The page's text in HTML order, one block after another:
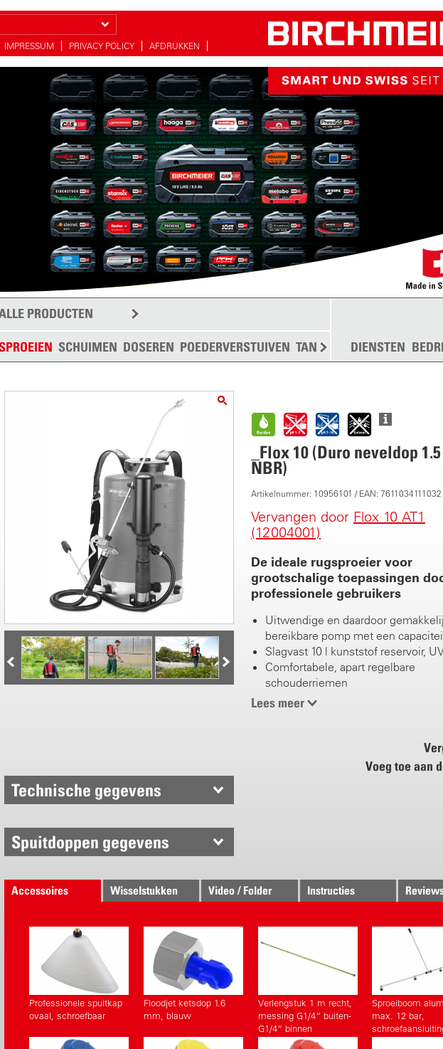
IMPRESSUM PRIVACY POLICY AFDRUKKEN
voor uw tuin meer
PRODUCTEN
SCHUIMEN DOSEREN POEDERVERSTUIVEN TANKEN STROOIEN MEER
DIENSTEN
_Flox 10 (Duro neveldop
NBR)
Artikelnummer: 10956101 / EAN: 7611034111032
Vervangen door Flox 10 AT1
(12004001)
De ideale rugsproeier voor
grootschalige toepassingen
professionele gebruikers
Uitwendige en daardoor
bereikbare pomp met een
Slagvast 10 l kunststof reservoir,
Comfortabele, apart regelbare
schouderriemen
Grote vulopening met filter
Messing revolver met
Gebogen messing sproeilans van
Lees meer
Voeg toe aan
Technische gegevens
Spuitdoppen gegevens
Accessoires Wisselstukken Video / Folder Instructies
Professionele spuitkap
ovaal, schroefbaar
Floodjet ketsdop 1.6
mm, blauw
Verlengstuk 1 m recht,
messing G1/4“ buiten-
G1/4“ binnen
(Accessories)
Sproeiboom
max. 12 bar,